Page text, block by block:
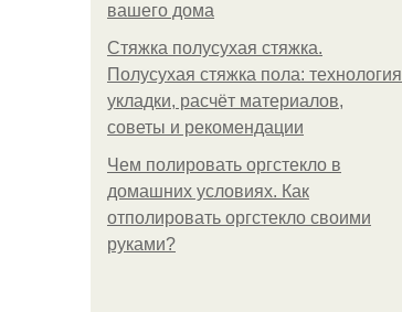
вашего дома
Стяжка полусухая стяжка.
Полусухая стяжка пола: технология
укладки, расчёт материалов,
советы и рекомендации
Чем полировать оргстекло в
домашних условиях. Как
отполировать оргстекло своими
руками?